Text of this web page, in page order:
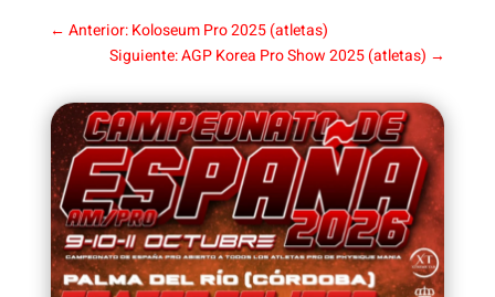
← Anterior: Koloseum Pro 2025 (atletas)
Siguiente: AGP Korea Pro Show 2025 (atletas) →